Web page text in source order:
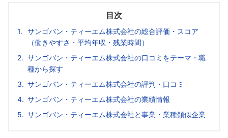
目次
サンゴバン・ティーエム株式会社の総合評価・スコア
（働きやすさ・平均年収・残業時間）
サンゴバン・ティーエム株式会社の口コミをテーマ・職
種から探す
サンゴバン・ティーエム株式会社の評判・口コミ
サンゴバン・ティーエム株式会社の業績情報
サンゴバン・ティーエム株式会社と事業・業種類似企業